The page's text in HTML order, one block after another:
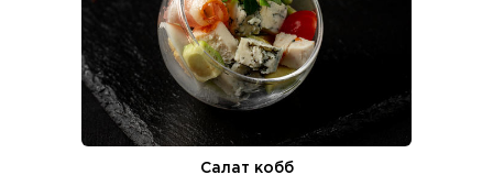
Салат кобб